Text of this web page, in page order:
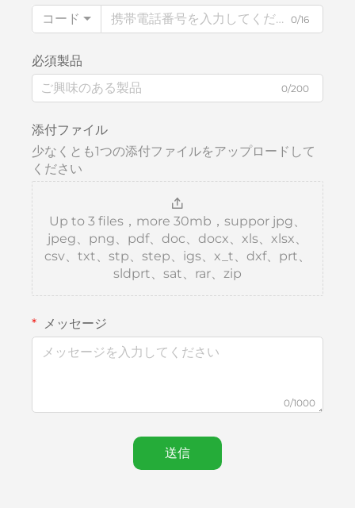
コード
0/16
必須製品
0/200
添付ファイル
少なくとも1つの添付ファイルをアップロードして
ください
Up to 3 files，more 30mb，suppor jpg、
jpeg、png、pdf、doc、docx、xls、xlsx、
csv、txt、stp、step、igs、x_t、dxf、prt、
sldprt、sat、rar、zip
メッセージ
0/1000
送信